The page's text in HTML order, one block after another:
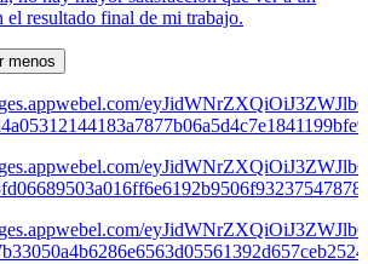
el resultado final de mi trabajo.
menos